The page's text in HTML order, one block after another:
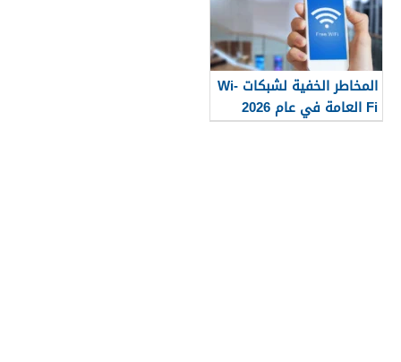
المخاطر الخفية لشبكات Wi-
Fi العامة في عام 2026
وكيف يمكن للمستخدمين